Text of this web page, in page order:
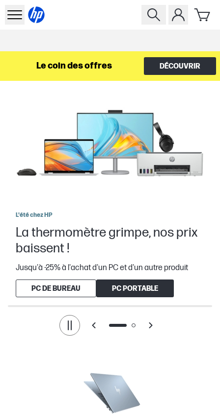
Le coin des offres DÉCOUVRIR
La thermomètre grimpe, nos prix
baissent !
L'été chez HP
Jusqu'à -25% à l'achat d'un PC et d'un autre produit
PC DE BUREAU PC PORTABLE